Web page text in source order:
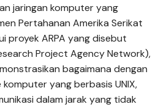
jaringan komputer yang
Pertahanan Amerika Serikat
proyek ARPA yang disebut
Project Agency Network),
bagaimana dengan
yang berbasis UNIX,
dalam jarak yang tidak